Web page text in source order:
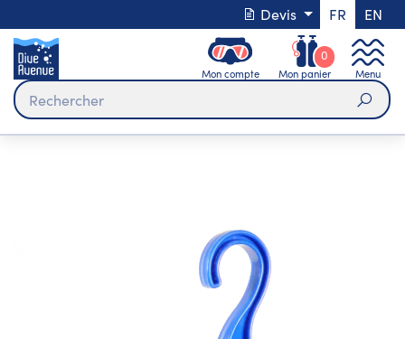
Devis FR EN
Mon compte Mon panier
0
Menu